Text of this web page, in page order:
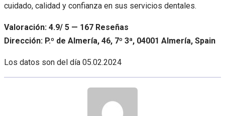
cuidado, calidad y confianza en sus servicios dentales.
Valoración: 4.9/ 5 — 167 Reseñas
Dirección: P.º de Almería, 46, 7º 3ª, 04001 Almería, Spain
Los datos son del día 05.02.2024